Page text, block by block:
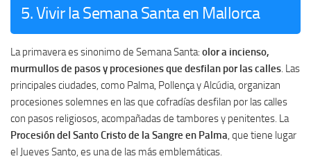
5. Vivir la Semana Santa en Mallorca
La primavera es sinonimo de Semana Santa: olor a incienso,
murmullos de pasos y procesiones que desfilan por las calles . Las
principales ciudades, como Palma, Pollença y Alcúdia, organizan
procesiones solemnes en las que cofradías desfilan por las calles
con pasos religiosos, acompañadas de tambores y penitentes. La
Procesión del Santo Cristo de la Sangre en Palma , que tiene lugar
el Jueves Santo, es una de las más emblemáticas.